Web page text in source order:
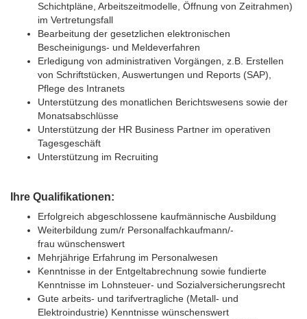
Schichtpläne, Arbeitszeitmodelle, Öffnung von Zeitrahmen)
im Vertretungsfall
Bearbeitung der gesetzlichen elektronischen
Bescheinigungs- und Meldeverfahren
Erledigung von administrativen Vorgängen, z.B. Erstellen
von Schriftstücken, Auswertungen und Reports (SAP),
Pflege des Intranets
Unterstützung des monatlichen Berichtswesens sowie der
Monatsabschlüsse
Unterstützung der HR Business Partner im operativen
Tagesgeschäft
Unterstützung im Recruiting
Ihre Qualifikationen:
Erfolgreich abgeschlossene kaufmännische Ausbildung
Weiterbildung zum/r Personalfachkaufmann/-
frau wünschenswert
Mehrjährige Erfahrung im Personalwesen
Kenntnisse in der Entgeltabrechnung sowie fundierte
Kenntnisse im Lohnsteuer- und Sozialversicherungsrecht
Gute arbeits- und tarifvertragliche (Metall- und
Elektroindustrie) Kenntnisse wünschenswert